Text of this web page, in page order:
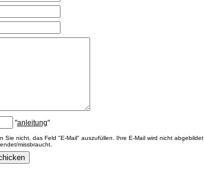
"anleitung"
nicht, das Feld "E-Mail" auszufüllen. Ihre E-Mail wird nicht abgebildet
missbraucht.